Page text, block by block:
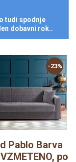
tudi spodnje
dobavni rok..
-23%
Pablo Barva
po